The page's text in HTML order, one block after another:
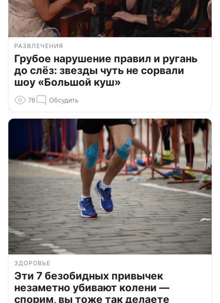
РАЗВЛЕЧЕНИЯ
Грубое нарушение правил и ругань
до слёз: звезды чуть не сорвали
шоу «Большой куш»
76 Обсудить
ЗДОРОВЬЕ
Эти 7 безобидных привычек
незаметно убивают колени —
спорим, вы тоже так делаете